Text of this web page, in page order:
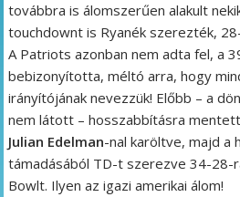
továbbra is álomszerűen alakult
touchdownt is Ryanék szerezték,
A Patriots azonban nem adta fel, a
bebizonyította, méltó arra, hogy
irányítójának nevezzük! Előbb – a
nem látott – hosszabbításra
Julian Edelman-nal karöltve, majd a
támadásából TD-t szerezve 34-28-
Bowlt. Ilyen az igazi amerikai álom!